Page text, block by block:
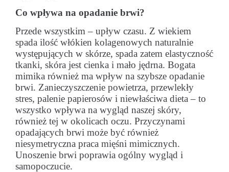
Co wpływa na opadanie brwi?
Przede wszystkim – upływ czasu. Z wiekiem
spada ilość włókien kolagenowych naturalnie
występujących w skórze, spada zatem elastyczność
tkanki, skóra jest cienka i mało jędrna. Bogata
mimika również ma wpływ na szybsze opadanie
brwi. Zanieczyszczenie powietrza, przewlekły
stres, palenie papierosów i niewłaściwa dieta – to
wszystko wpływa na wygląd naszej skóry,
również tej w okolicach oczu. Przyczynami
opadających brwi może być również
niesymetryczna praca mięśni mimicznych.
Unoszenie brwi poprawia ogólny wygląd i
samopoczucie.